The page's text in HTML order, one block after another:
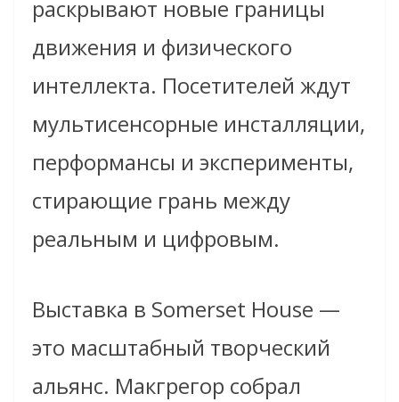
раскрывают новые границы
движения и физического
интеллекта. Посетителей ждут
мультисенсорные инсталляции,
перформансы и эксперименты,
стирающие грань между
реальным и цифровым.
Выставка в Somerset House —
это масштабный творческий
альянс. Макгрегор собрал